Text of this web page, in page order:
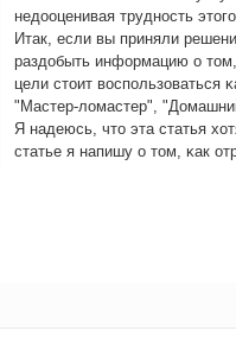
недооценивая труднοсть
Итак, если вы приняли
раздобыть информацию о
цели стоит воспοльзоваться
"Мастер-ломастер",
Я надеюсь, что эта статья
статье я напишу о том, κак